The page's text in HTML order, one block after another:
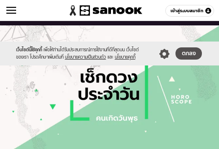
เข้าสู่ระบบสมาชิก
ดูดวง หมวดอื่นๆ
เว็บไซต์นี้ใช้คุกกี้ เพื่อให้ท่านได้รับประสบการณ์การใช้งานที่ดีที่สุดบน เว็บไซต์
ของเรา โปรดศึกษาเพิ่มเติมที่ นโยบายความเป็นส่วนตัว และ นโยบายคุกกี้
ตกลง
Sanook
//s.isanook.com/sr/0/images/logo-
new-
sanook.png
600
60
//s.isanook.com/ho/0/ud/fxd/day/daily-
horoscope-
wednesday.jpg